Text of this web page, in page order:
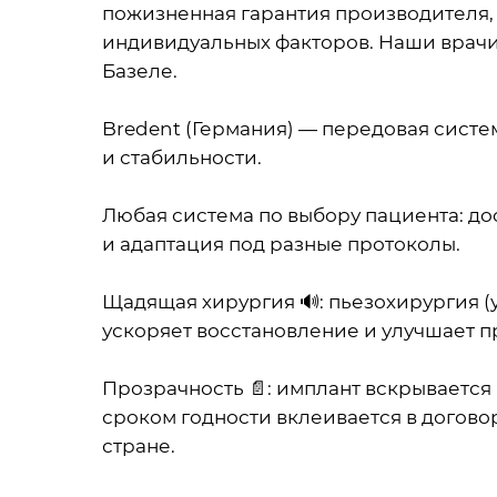
пожизненная гарантия
индивидуальных факторов. Наши
Базеле.
Bredent (Германия) — передовая
и стабильности.
Любая система по выбору пациента:
и адаптация под разные протоколы.
Щадящая хирургия 🔊: пьезохирургия
ускоряет восстановление и улучшает
Прозрачность 📄: имплант
сроком годности вклеивается в
стране.